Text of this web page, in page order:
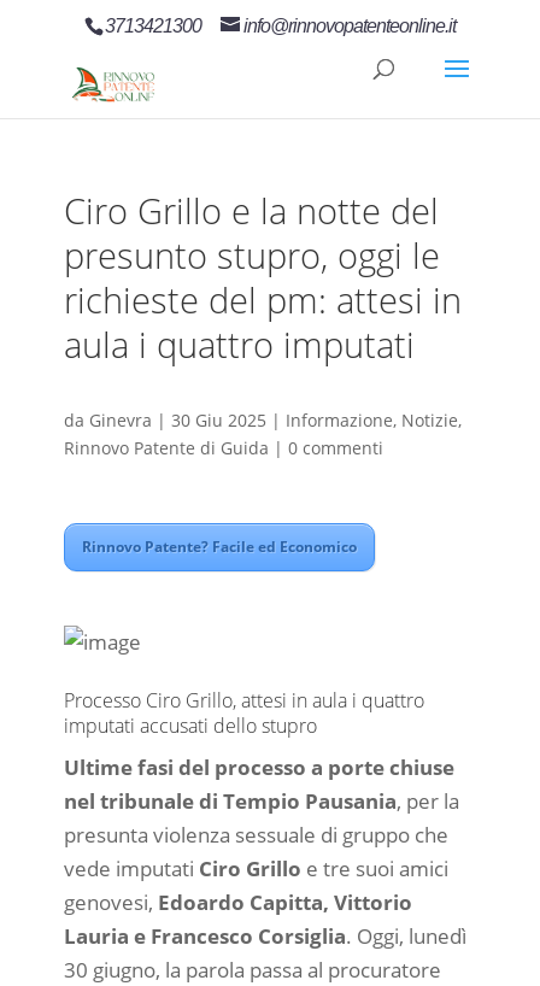
3713421300 info@rinnovopatenteonline.it
Ciro Grillo e la notte del
presunto stupro, oggi le
richieste del pm: attesi in
aula i quattro imputati
da Ginevra | 30 Giu 2025 | Informazione, Notizie,
Rinnovo Patente di Guida | 0 commenti
Rinnovo Patente? Facile ed Economico
Processo Ciro Grillo, attesi in aula i quattro
imputati accusati dello stupro
Ultime fasi del processo a porte chiuse
nel tribunale di Tempio Pausania, per la
presunta violenza sessuale di gruppo che
vede imputati Ciro Grillo e tre suoi amici
genovesi, Edoardo Capitta, Vittorio
Lauria e Francesco Corsiglia. Oggi, lunedì
30 giugno, la parola passa al procuratore